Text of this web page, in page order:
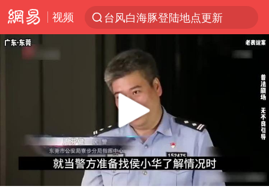
视频
台风白海豚登陆地点更新
以“新”破局 首发经济点亮城市消费活力
台风白海豚进入48小时警戒线
宇树科技发行价格150.80元/股
看守所辅警收受10万获刑1年
五粮液渠道价一箱上涨近百元
Play
00:00 07:44